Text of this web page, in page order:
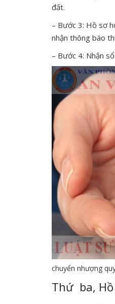
đất.
– Bước 3: Hồ sơ
nhận thông báo
– Bước 4: Nhận
chuyển nhượng
Thứ ba,